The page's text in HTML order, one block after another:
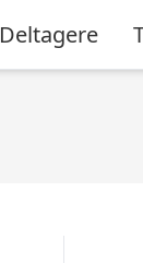
Deltagere